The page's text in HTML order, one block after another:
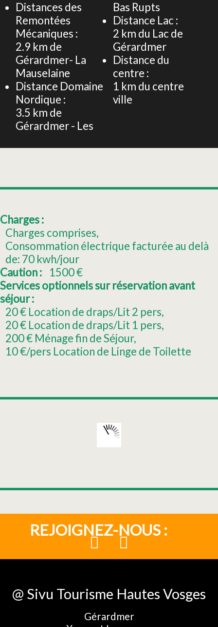
Distances des
Remontées
Mécaniques :
2.9 km de
Gérardmer- La
Mauselaine
Distance Domaine
Nordique :
3.5 km de
Gérardmer - Les
Bas Rupts
Distance Lac :
2 km du Lac de
Gérardmer
Distance du
centre :
1 km du centre
ville
Charges :
Charges comprises
Consommation électrique facturée au delà
de: 70 kwh/jour
Caution :
1500€
Services optionnels sur réservation avant
séjour :
20€ Location de draps/Lit 2 pers
20€ Location de draps/Lit 1 pers
200€ Ménage fin de Séjour
10€/pers Location de Linge de Toilette
REJOIGNEZ-NOUS :
@ Sivu Tourisme Hautes Vosges
Gérardmer